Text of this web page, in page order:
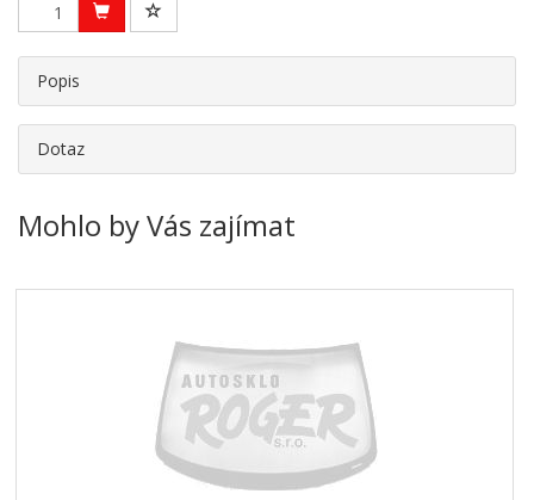
Popis
Dotaz
Mohlo by Vás zajímat